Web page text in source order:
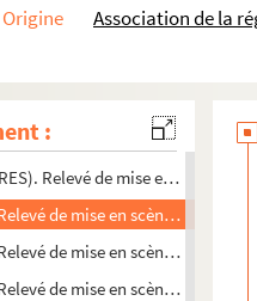
Origine
Association de la
:
(RES). Liste des meubles.
Relevé de mise en scène. 8
Relevé de mise en scène. 9
Relevé de mise en scène. 10.
de mise en scène. 11
de mise en scène. 12
de mise en scène. 13